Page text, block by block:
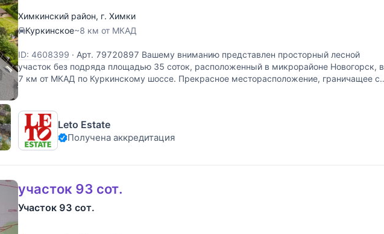
Химкинский район, г. Химки
Куркинское~8 км от МКАД
ID: 4608399 · Арт. 79720897 Вашему вниманию представлен просторный лесной
участок без подряда площадью 35 соток, расположенный в микрорайоне Новогорск, в
7 км от МКАД по Куркинскому шоссе. Прекрасное месторасположение, граничащее с
Leto Estate
Получена аккредитация
участок 93 сот.
Участок 93 сот.